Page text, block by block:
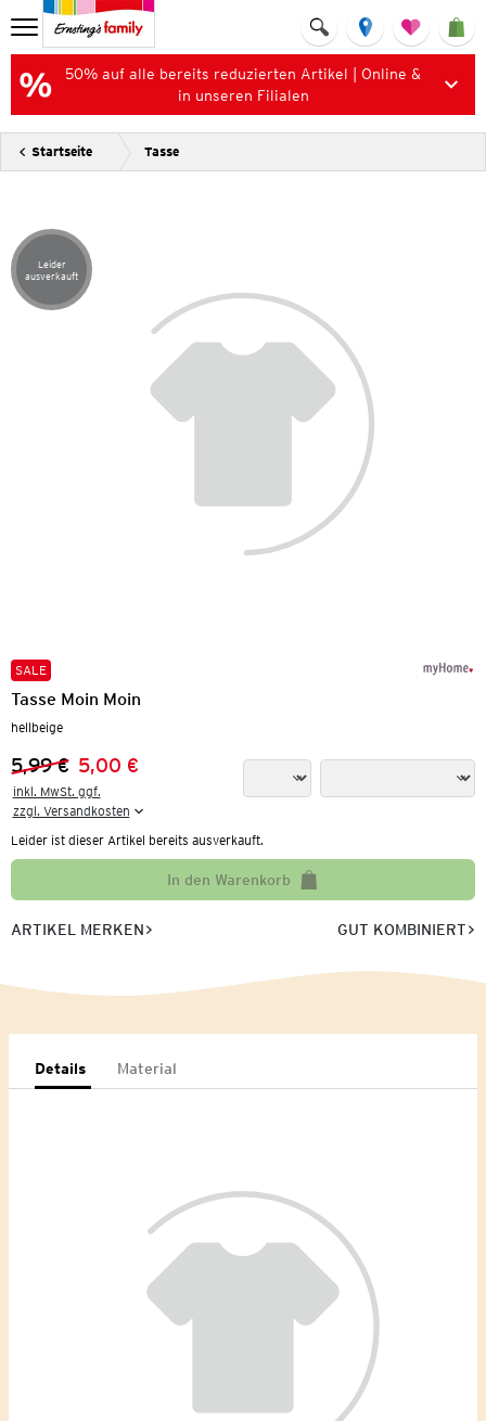
50% auf alle bereits reduzierten Artikel | Online &
in unseren Filialen
Startseite Tasse
Artikel leider ausverkauft
Leider
ausverkauft
SALE
Tasse Moin Moin
hellbeige
Vorheriger Preis:
5,99 €
Neuer Preis:
5,00 €
inkl. MwSt. ggf.
zzgl. Versandkosten
Leider ist dieser Artikel bereits ausverkauft.
In den Warenkorb
ARTIKEL MERKEN GUT KOMBINIERT
Details Material